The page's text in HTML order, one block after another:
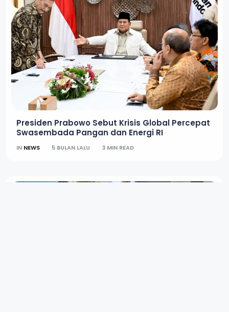
Presiden Prabowo Sebut Krisis Global Percepat
Swasembada Pangan dan Energi RI
IN NEWS 5 BULAN LALU 3 MIN READ